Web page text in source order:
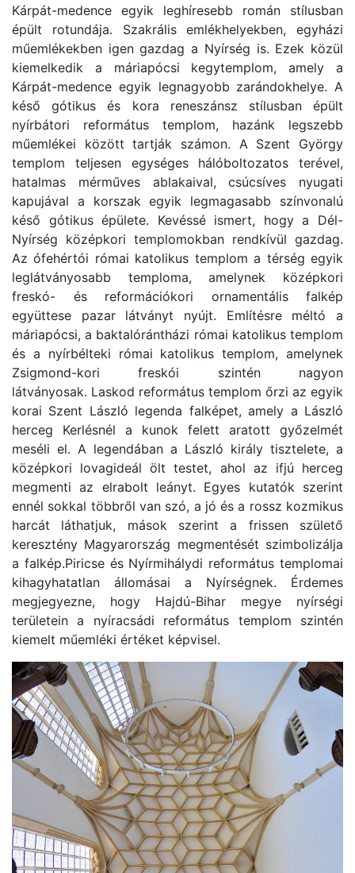
Kárpát-medence egyik leghíresebb román stílusban
épült rotundája. Szakrális emlékhelyekben, egyházi
műemlékekben igen gazdag a Nyírség is. Ezek közül
kiemelkedik a máriapócsi kegytemplom, amely a
Kárpát-medence egyik legnagyobb zarándokhelye. A
késő gótikus és kora reneszánsz stílusban épült
nyírbátori református templom, hazánk legszebb
műemlékei között tartják számon. A Szent György
templom teljesen egységes hálóboltozatos terével,
hatalmas mérműves ablakaival, csúcsíves nyugati
kapujával a korszak egyik legmagasabb színvonalú
késő gótikus épülete. Kevéssé ismert, hogy a Dél-
Nyírség középkori templomokban rendkívül gazdag.
Az ófehértói római katolikus templom a térség egyik
leglátványosabb temploma, amelynek középkori
freskó- és reformációkori ornamentális falkép
együttese pazar látványt nyújt. Említésre méltó a
máriapócsi, a baktalórántházi római katolikus templom
és a nyírbélteki római katolikus templom, amelynek
Zsigmond-kori freskói szintén nagyon
látványosak. Laskod református templom őrzi az egyik
korai Szent László legenda falképet, amely a László
herceg Kerlésnél a kunok felett aratott győzelmét
meséli el. A legendában a László király tisztelete, a
középkori lovagideál ölt testet, ahol az ifjú herceg
megmenti az elrabolt leányt. Egyes kutatók szerint
ennél sokkal többről van szó, a jó és a rossz kozmikus
harcát láthatjuk, mások szerint a frissen születő
keresztény Magyarország megmentését szimbolizálja
a falkép.Piricse és Nyírmihálydi református templomai
kihagyhatatlan állomásai a Nyírségnek. Érdemes
megjegyezne, hogy Hajdú-Bihar megye nyírségi
területein a nyíracsádi református templom szintén
kiemelt műemléki értéket képvisel.